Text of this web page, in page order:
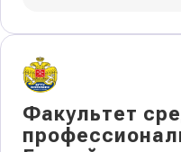
Факультет